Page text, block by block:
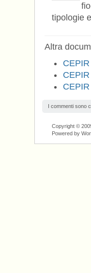
tipologie
Altra
I commenti sono
Copyright ©
Powered by